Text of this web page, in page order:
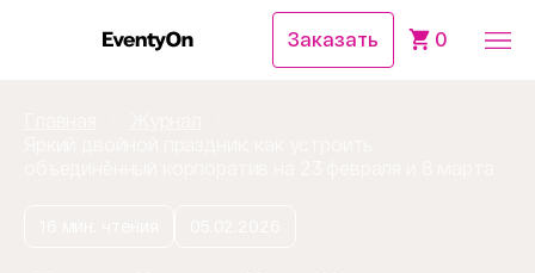
Заказать 0